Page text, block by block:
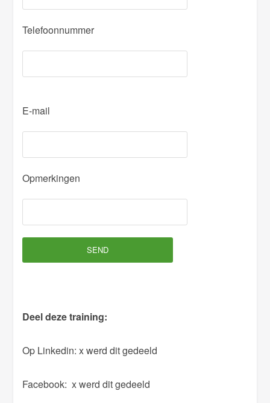
Telefoonnummer
l
e
e
l
e
i
f
e
E-mail
Opmerkingen
Deel deze training:
Op Linkedin:x werd dit gedeeld
Facebook: x werd dit gedeeld